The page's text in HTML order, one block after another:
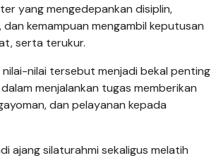
yang mengedepankan disiplin,
kemampuan mengambil keputusan
serta terukur.
nilai-nilai tersebut menjadi bekal penting
menjalankan tugas memberikan
dan pelayanan kepada
ajang silaturahmi sekaligus melatih